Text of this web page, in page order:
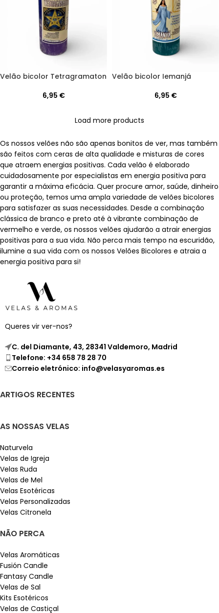
Velão bicolor Tetragramaton
6,95 €
Velão bicolor Iemanjá
6,95 €
Load more products
Os nossos velões não são apenas bonitos de ver, mas também
são feitos com ceras de alta qualidade e misturas de cores
que atraem energias positivas. Cada velão é elaborado
cuidadosamente por especialistas em energia positiva para
garantir a máxima eficácia. Quer procure amor, saúde, dinheiro
ou proteção, temos uma ampla variedade de velões bicolores
para satisfazer as suas necessidades. Desde a combinação
clássica de branco e preto até à vibrante combinação de
vermelho e verde, os nossos velões ajudarão a atrair energias
positivas para a sua vida. Não perca mais tempo na escuridão,
ilumine a sua vida com os nossos Velões Bicolores e atraia a
energia positiva para si!
Queres vir ver-nos?
C. del Diamante, 43, 28341 Valdemoro, Madrid
Telefone: +34 658 78 28 70
Correio eletrónico: info@velasyaromas.es
ARTIGOS RECENTES
AS NOSSAS VELAS
Naturvela
Velas de Igreja
Velas Ruda
Velas de Mel
Velas Esotéricas
Velas Personalizadas
Velas Citronela
NÃO PERCA
Velas Aromáticas
Fusión Candle
Fantasy Candle
Velas de Sal
Kits Esotéricos
Velas de Castiçal